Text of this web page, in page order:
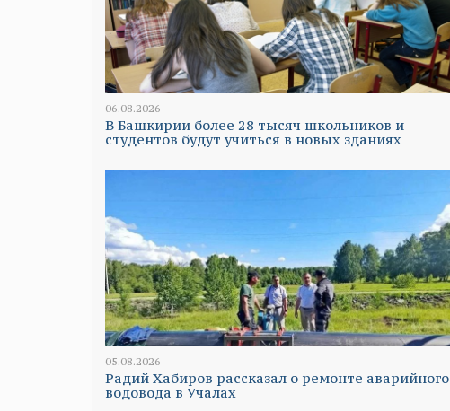
06.08.2026
В Башкирии более 28 тысяч школьников и
студентов будут учиться в новых зданиях
05.08.2026
Радий Хабиров рассказал о ремонте аварийного
водовода в Учалах